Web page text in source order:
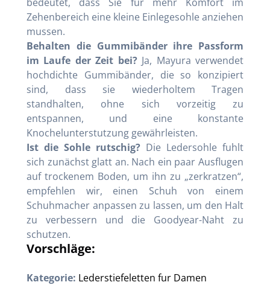
Zehenbereich eine kleine Einlegesohle anziehen
mussen.
Behalten die Gummibänder ihre Passform
im Laufe der Zeit bei?Ja, Mayura verwendet
hochdichte Gummibänder, die so konzipiert
sind, dass sie wiederholtem Tragen
standhalten, ohne sich vorzeitig zu
entspannen, und eine konstante
Knochelunterstutzung gewährleisten.
Ist die Sohle rutschig? Die Ledersohle fuhlt
sich zunächst glatt an. Nach ein paar Ausflugen
auf trockenem Boden, um ihn zu „zerkratzen“,
empfehlen wir, einen Schuh von einem
Schuhmacher anpassen zu lassen, um den Halt
zu verbessern und die Goodyear-Naht zu
schutzen.
Vorschläge:
Kategorie: Lederstiefeletten fur Damen